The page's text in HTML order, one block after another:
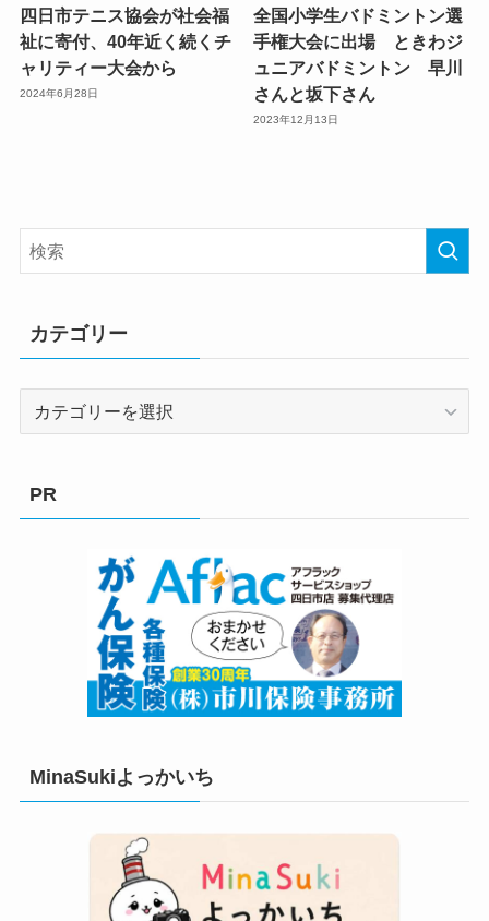
四日市テニス協会が社会福
祉に寄付、40年近く続くチ
ャリティー大会から
2024年6月28日
全国小学生バドミントン選
手権大会に出場 ときわジ
ュニアバドミントン 早川
さんと坂下さん
2023年12月13日
カテゴリー
PR
MinaSukiよっかいち